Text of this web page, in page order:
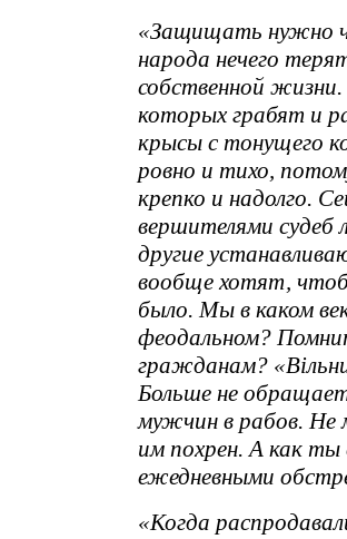
«Защищать нужно
народа нечего
собственной
которых грабят и
крысы с тонущего
ровно и тихо,
крепко и надолго.
вершителями
другие
вообще хотят,
было. Мы в каком
феодальном?
гражданам?
Больше не
мужчин в рабов. Не
им похрен. А как
ежедневными
«Когда